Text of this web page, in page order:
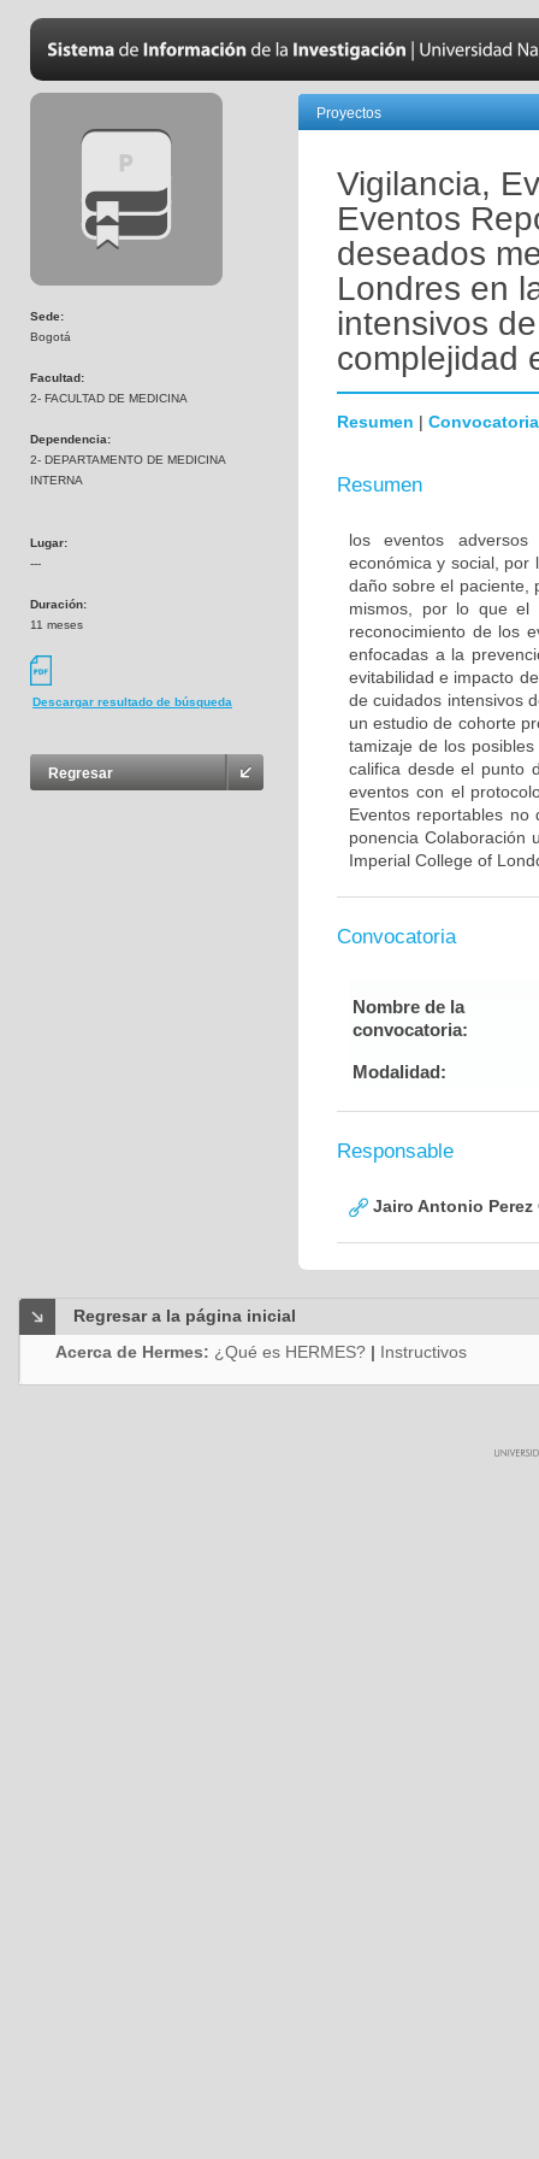
Sede:
Bogotá
Facultad:
2- FACULTAD DE MEDICINA
Dependencia:
2- DEPARTAMENTO DE MEDICINA
INTERNA
Lugar:
---
Duración:
11 meses
Descargar resultado de búsqueda
Regresar
Proyectos
Vigilancia,
Eventos
deseados
Londres en
intensivos
complejidad
Resumen | Convocatoria
Resumen
los eventos adversos
económica y social, por
daño sobre el paciente,
mismos, por lo que el
reconocimiento de los
enfocadas a la
evitabilidad e impacto
de cuidados intensivos
un estudio de cohorte
tamizaje de los
califica desde el punto
eventos con el
Eventos reportables no
ponencia Colaboración
Imperial College of
Convocatoria
Nombre de la
convocatoria:
Modalidad:
Responsable
Jairo Antonio Perez
Regresar a la página inicial
Acerca de Hermes: ¿Qué es HERMES? | Instructivos